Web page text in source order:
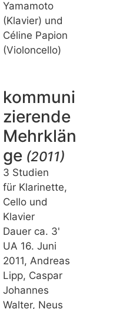
Yamamoto
(Klavier) und
Céline Papion
(Violoncello)
kommuni
zierende
Mehrklän
ge (2011)
3 Studien
für Klarinette,
Cello und
Klavier
Dauer ca. 3'
UA 16. Juni
2011, Andreas
Lipp, Caspar
Johannes
Walter, Neus